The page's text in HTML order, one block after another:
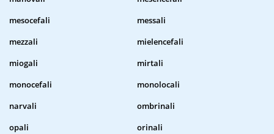
mesocefali
messali
mezzali
mielencefali
miogali
mirtali
monocefali
monolocali
narvali
ombrinali
opali
orinali